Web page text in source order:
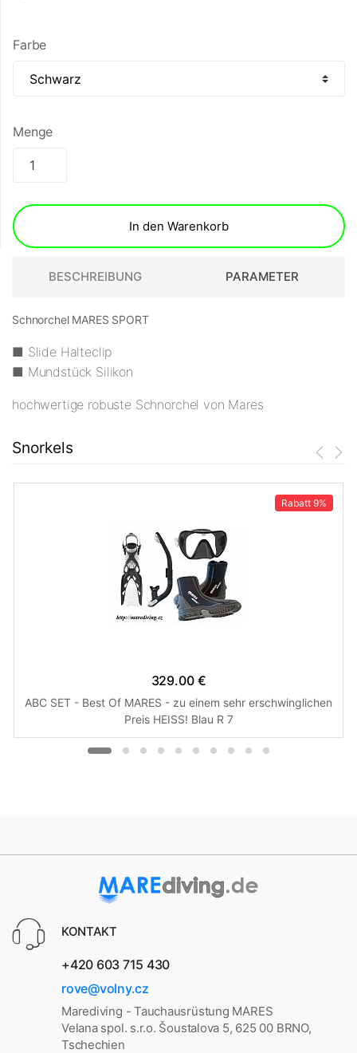
Farbe
Menge
In den Warenkorb
BESCHREIBUNG PARAMETER
Schnorchel MARES SPORT
■ Slide Halteclip
■ Mundstück Silikon
hochwertige robuste Schnorchel von Mares
Snorkels
Rabatt 9%
329.00 €
ABC SET - Best Of MARES - zu einem sehr erschwinglichen
Preis HEISS! Blau R 7
KONTAKT
+420 603 715 430
rove@volny.cz
Marediving - Tauchausrüstung MARES
Velana spol. s.r.o. Šoustalova 5, 625 00 BRNO,
Tschechien